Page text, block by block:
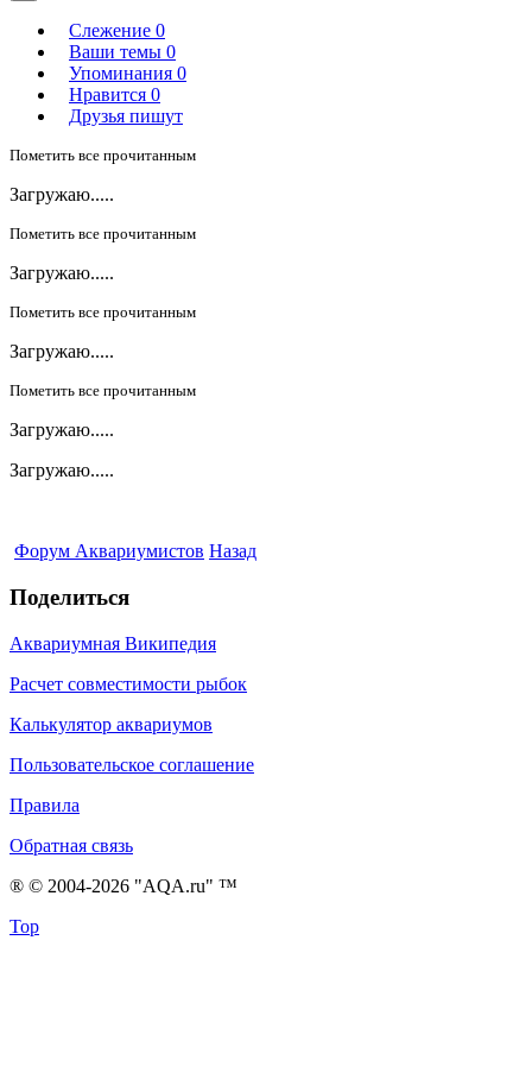
Слежение 0
Ваши темы 0
Упоминания 0
Нравится 0
Друзья пишут
Пометить все прочитанным
Загружаю.....
Пометить все прочитанным
Загружаю.....
Пометить все прочитанным
Загружаю.....
Пометить все прочитанным
Загружаю.....
Загружаю.....
Форум Аквариумистов Назад
Поделиться
Аквариумная Википедия
Расчет совместимости рыбок
Калькулятор аквариумов
Пользовательское соглашение
Правила
Обратная связь
® © 2004-2026 "AQA.ru" ™
Top